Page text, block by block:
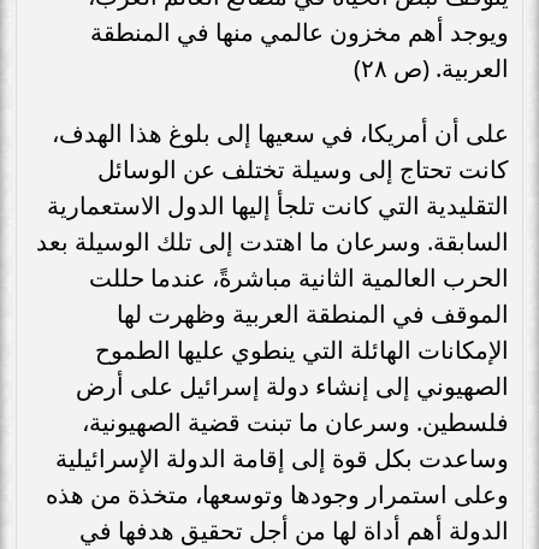
ويوجد أهم مخزون عالمي منها في المنطقة
العربية. (ص ٢٨)
على أن أمريكا، في سعيها إلى بلوغ هذا الهدف،
كانت تحتاج إلى وسيلة تختلف عن الوسائل
التقليدية التي كانت تلجأ إليها الدول الاستعمارية
السابقة. وسرعان ما اهتدت إلى تلك الوسيلة بعد
الحرب العالمية الثانية مباشرةً، عندما حللت
الموقف في المنطقة العربية وظهرت لها
الإمكانات الهائلة التي ينطوي عليها الطموح
الصهيوني إلى إنشاء دولة إسرائيل على أرض
فلسطين. وسرعان ما تبنت قضية الصهيونية،
وساعدت بكل قوة إلى إقامة الدولة الإسرائيلية
وعلى استمرار وجودها وتوسعها، متخذة من هذه
الدولة أهم أداة لها من أجل تحقيق هدفها في